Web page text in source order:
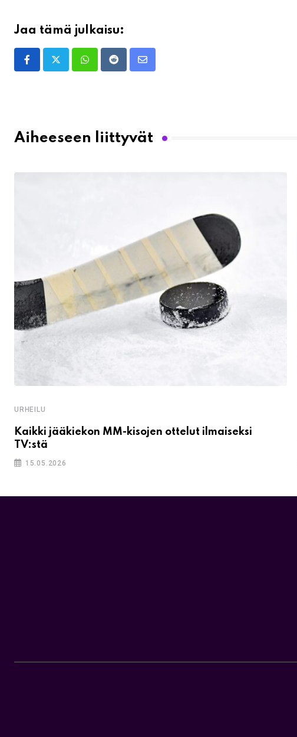
Jaa tämä julkaisu:
WhatsappRedditShare
Aiheeseen liittyvät
URHEILU
Kaikki jääkiekon MM-kisojen ottelut ilmaiseksi
TV:stä
15.05.2026